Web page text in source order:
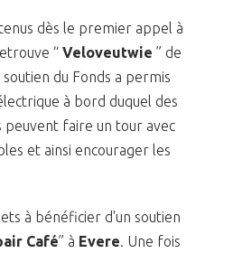
dès le premier appel à
“ Veloveutwie ” de
soutien du Fonds a permis
à bord duquel des
peuvent faire un tour avec
et ainsi encourager les
à bénéficier d'un soutien
Café” à Evere. Une fois